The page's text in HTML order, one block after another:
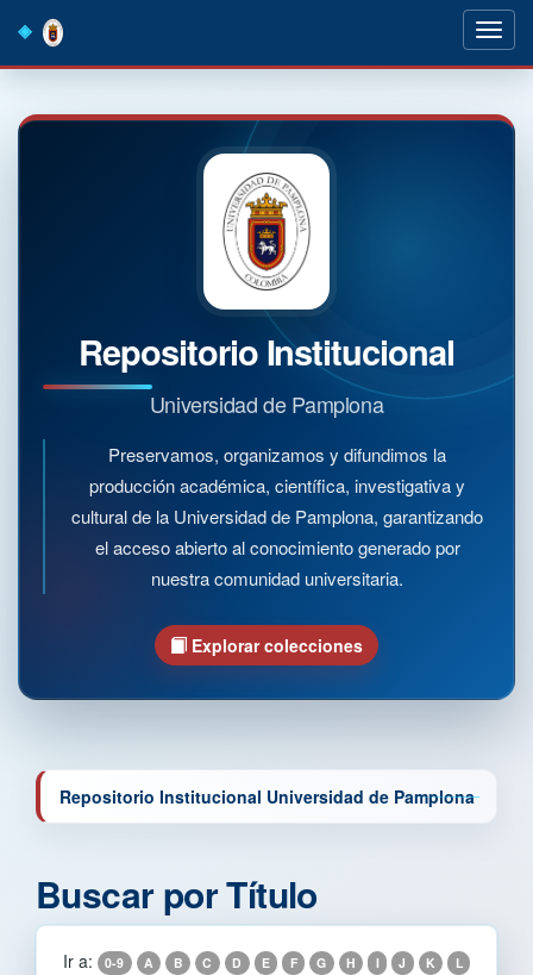
navigation
Repositorio Institucional
Universidad de Pamplona
Preservamos, organizamos y difundimos la
producción académica, científica, investigativa y
cultural de la Universidad de Pamplona, garantizando
el acceso abierto al conocimiento generado por
nuestra comunidad universitaria.
Explorar colecciones
Repositorio Institucional Universidad de Pamplona
Buscar por Título
Ir a: 0-9 A B C D E F G H I J K
L